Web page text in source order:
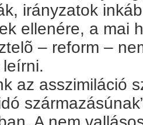
irányzatok
ellenére, a mai
– reform –
az asszimiláció